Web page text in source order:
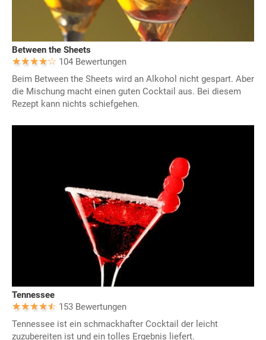
Between the Sheets
104 Bewertungen
Beim Between the Sheets wird an Alkohol nicht gespart. Aber
die Mischung macht einen guten Cocktail aus. Bei diesem
Rezept kann nichts schiefgehen.
Tennessee
153 Bewertungen
Tennessee ist ein schmackhafter Cocktail der leicht
zuzubereiten ist und ein tolles Ergebnis liefert.